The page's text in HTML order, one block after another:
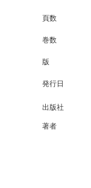
頁数
巻数
版
発行日
出版社
著者